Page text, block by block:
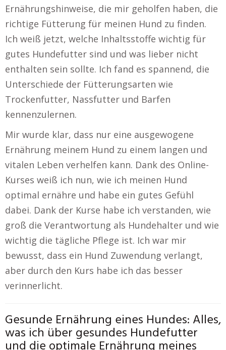
Ernährungshinweise, die mir geholfen haben, die
richtige Fütterung für meinen Hund zu finden.
Ich weiß jetzt, welche Inhaltsstoffe wichtig für
gutes Hundefutter sind und was lieber nicht
enthalten sein sollte. Ich fand es spannend, die
Unterschiede der Fütterungsarten wie
Trockenfutter, Nassfutter und Barfen
kennenzulernen.
Mir wurde klar, dass nur eine ausgewogene
Ernährung meinem Hund zu einem langen und
vitalen Leben verhelfen kann. Dank des Online-
Kurses weiß ich nun, wie ich meinen Hund
optimal ernähre und habe ein gutes Gefühl
dabei. Dank der Kurse habe ich verstanden, wie
groß die Verantwortung als Hundehalter und wie
wichtig die tägliche Pflege ist. Ich war mir
bewusst, dass ein Hund Zuwendung verlangt,
aber durch den Kurs habe ich das besser
verinnerlicht.
Gesunde Ernährung eines Hundes: Alles,
was ich über gesundes Hundefutter